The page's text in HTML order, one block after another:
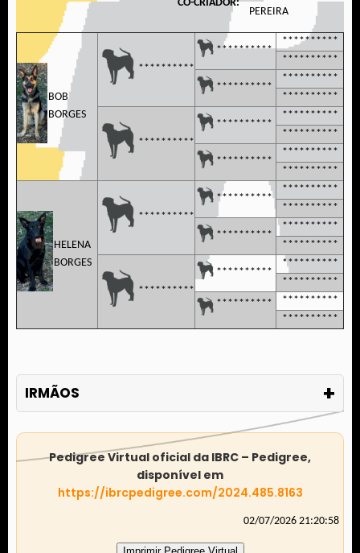
CO-CRIADOR:
PEREIRA
BOB
BORGES
**********
**********
**********
**********
**********
**********
**********
**********
**********
**********
**********
**********
**********
**********
HELENA
BORGES
**********
**********
**********
**********
**********
**********
**********
**********
**********
**********
**********
**********
**********
**********
IRMÃOS +
Pedigree Virtual oficial da IBRC – Pedigree,
disponível em
https://ibrcpedigree.com/2024.485.8163
02/07/2026 21:20:58